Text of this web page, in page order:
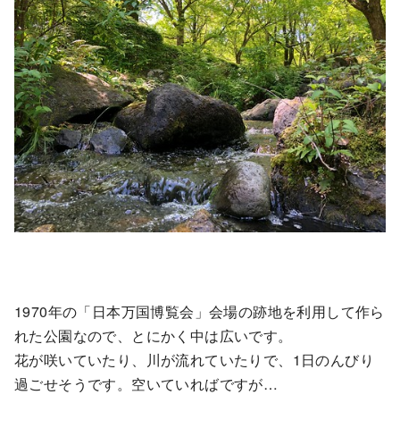
1970年の「日本万国博覧会」会場の跡地を利用して作ら
れた公園なので、とにかく中は広いです。
花が咲いていたり、川が流れていたりで、1日のんびり
過ごせそうです。空いていればですが…